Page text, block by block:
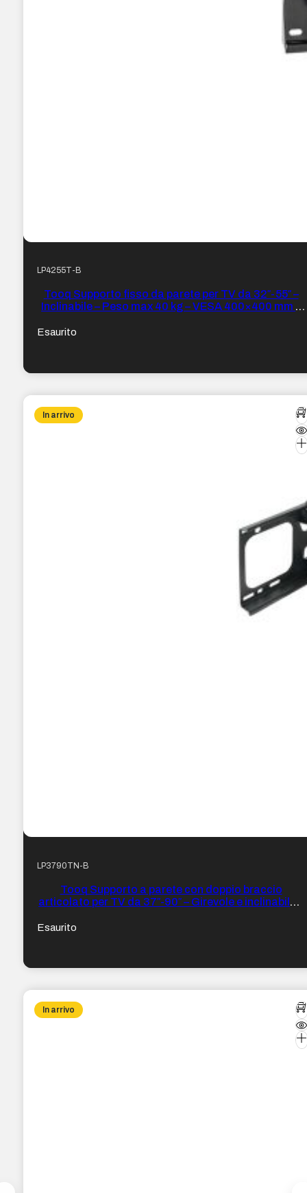
LP4255T-B
Tooq Supporto fisso da parete per TV da 32″-55″ –
Inclinabile – Peso max 40 kg – VESA 400×400 mm –
Esaurito
In arrivo
LP3790TN-B
Tooq Supporto a parete con doppio braccio
articolato per TV da 37″-90″ – Girevole e inclinabile –
Esaurito
In arrivo